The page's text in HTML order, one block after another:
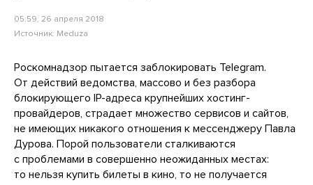
05:59, 26 апреля 2018
Источник: Meduza
Роскомнадзор пытается заблокировать Telegram.
От действий ведомства, массово и без разбора
блокирующего IP-адреса крупнейших хостинг-
провайдеров, страдает множество сервисов и сайтов,
не имеющих никакого отношения к мессенджеру Павла
Дурова. Порой пользователи сталкиваются
с проблемами в совершенно неожиданных местах:
то нельзя купить билеты в кино, то не получается